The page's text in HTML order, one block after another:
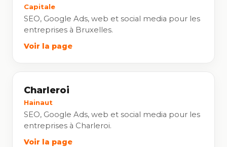
Capitale
SEO, Google Ads, web et social media pour les
entreprises à Bruxelles.
Voir la page
Charleroi
Hainaut
SEO, Google Ads, web et social media pour les
entreprises à Charleroi.
Voir la page